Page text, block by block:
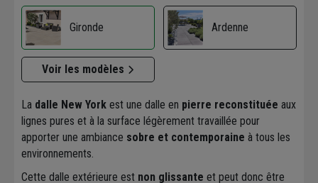
Gironde Ardenne
Voir les modèles
La dalle New York est une dalle en pierre reconstituée aux
lignes pures et à la surface légèrement travaillée pour
apporter une ambiance sobre et contemporaine à tous les
environnements.
Cette dalle extérieure est non glissante et peut donc être